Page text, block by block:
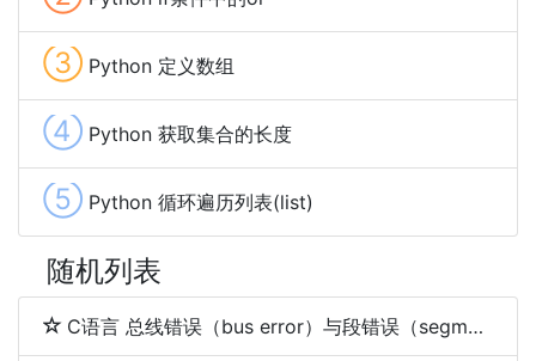
③ Python 定义数组
④ Python 获取集合的长度
⑤ Python 循环遍历列表(list)
随机列表
C语言 总线错误（bus error）与段错误（segmentation fault）